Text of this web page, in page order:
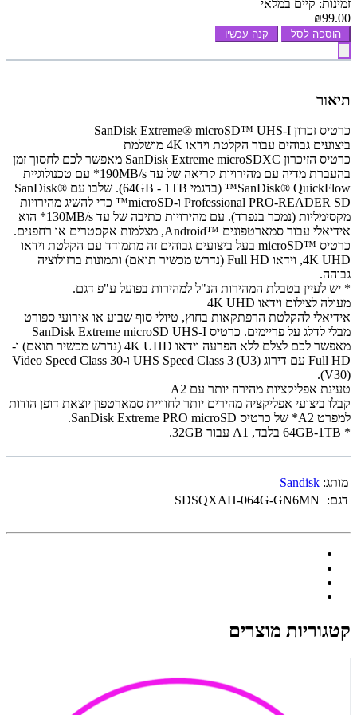
זמינות: קיים במלאי
₪99.00
הוספה לסל קנה עכשיו
תיאור
כרטיס זכרון SanDisk Extreme® microSD™ UHS-I
ביצועים גבוהים עבור הקלטת וידאו 4K מושלמת
כרטיס הזיכרון SanDisk Extreme microSDXC מאפשר לכם לחסוך זמן
בהעברת מדיה עם מהירויות קריאה של עד 190MB/s* עם טכנולוגיית
SanDisk® QuickFlow™ (בדגמי 64GB - 1TB). שלבו עם SanDisk®
Professional PRO-READER SD ו-microSD™ כדי להשיג מהירויות
מקסימליות (נמכר בנפרד). עם מהירויות כתיבה של עד 130MB/s* הוא
אידיאלי עבור סמארטפונים ™Android, מצלמות אקסטרים או רחפנים.
כרטיס ™microSD בעל ביצועים גבוהים זה מתמודד עם הקלטת וידאו
4K UHD, וידאו Full HD (נדרש מכשיר תואם) ותמונות ברזולוציה
גבוהה.
* יש לעיין בטבלת המהירות הנ"ל למהירות בפועל ע"פ דגם.
מעולה לצילום וידאו 4K UHD
אידיאלי להקלטת הרפתקאות בחוץ, טיולי סוף שבוע או אירועי ספורט
מבלי לדלג על פריימים. כרטיס SanDisk Extreme microSD UHS-I
מאפשר לכם לצלם ללא הפרעה וידאו 4K UHD (נדרש מכשיר תואם) ו-
Full HD עם דירוג UHS Speed Class 3 (U3) ו-Video Speed Class 30
(V30).
טעינת אפליקציות מהירה יותר עם A2
קבלו ביצועי אפליקציה מהירים יותר לחוויית סמארטפון יוצאת דופן הודות
למפרט A2* של כרטיס SanDisk Extreme PRO microSD.
* 64GB-1TB בלבד, A1 עבור 32GB.
מותג: Sandisk
דגם:
SDSQXAH-064G-GN6MN
קטגוריות מוצרים